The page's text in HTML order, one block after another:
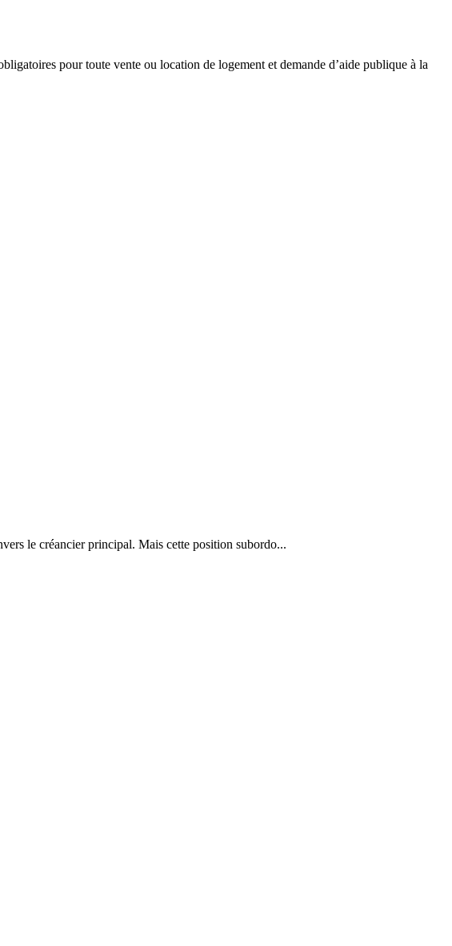
pour toute vente ou location de logement et demande d’aide publique à la
le créancier principal. Mais cette position subordo...